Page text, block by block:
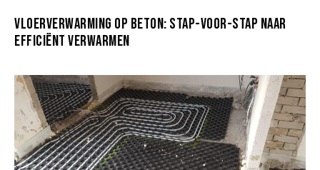
VLOERVERWARMING OP BETON: STAP-VOOR-STAP NAAR
EFFICIËNT VERWARMEN